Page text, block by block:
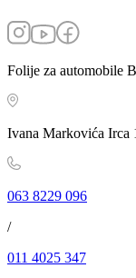
Folije za automobile
Ivana Markovića Irca
063 8229 096
/
011 4025 347